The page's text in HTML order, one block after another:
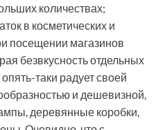
количествах;
в косметических и
посещении магазинов
безвкусность отдельных
таки радует своей
и дешевизной,
деревянные коробки,